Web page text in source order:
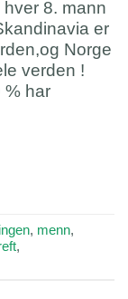
hver 8. mann
er
Norge
verden !
% har
, menn,
,